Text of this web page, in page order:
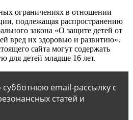
ограничениях в отношении
подлежащая распространению
закона «О защите детей от
вред их здоровью и развитию».
сайта могут содержать
для детей младше 16 лет.
субботнюю email-рассылку с
статей и